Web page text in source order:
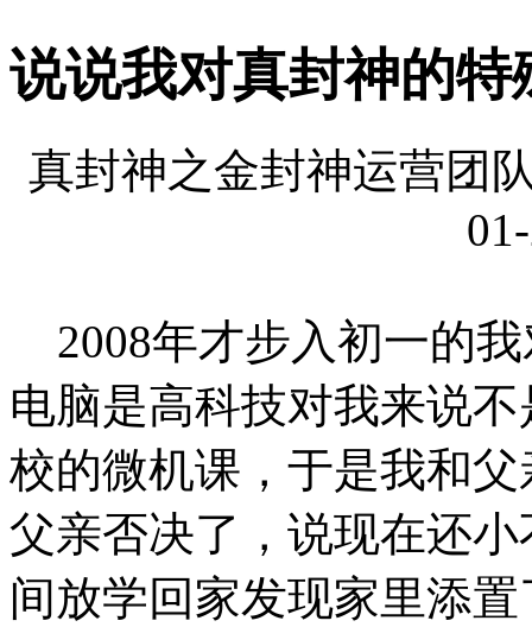
说说我对真封神的特
真封神之金封神运营团
2008年才步入初一的
电脑是高科技对我来说
校的微机课，于是我和
父亲否决了，说现在还
间放学回家发现家里添